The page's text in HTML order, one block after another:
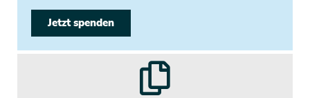
Jetzt spenden